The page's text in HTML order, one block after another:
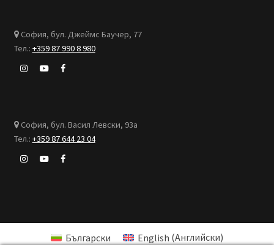
София, бул. Джеймс Баучер, 77
Тел.: +359 87 990 8 980
София, бул. Васил Левски, 93а
Тел.: +359 87 644 23 04
Български English (Английски)